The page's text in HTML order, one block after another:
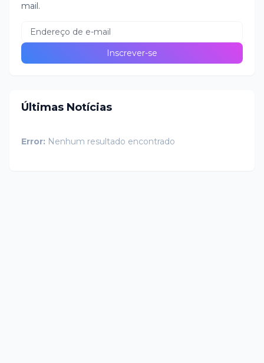
mail.
Últimas Notícias
Error: Nenhum resultado encontrado